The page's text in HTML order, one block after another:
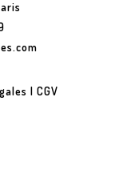
| CGV